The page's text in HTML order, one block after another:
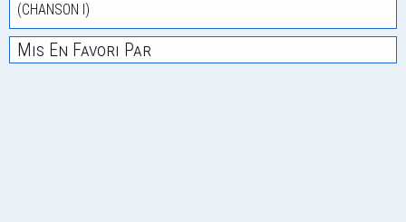
(CHANSON I)
Mis En Favori Par